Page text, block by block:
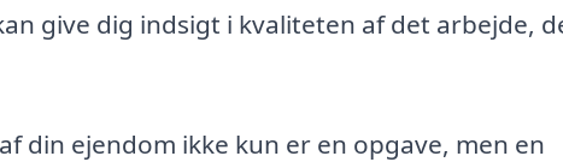
give dig indsigt i kvaliteten af det arbejde,
din ejendom ikke kun er en opgave, men en